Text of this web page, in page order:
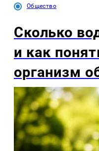
Общество
Сколько
и как
организм